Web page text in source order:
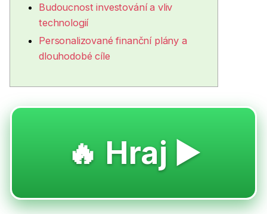
Budoucnost investování a vliv
technologií
Personalizované finanční plány a
dlouhodobé cíle
🔥 Hraj ▶️